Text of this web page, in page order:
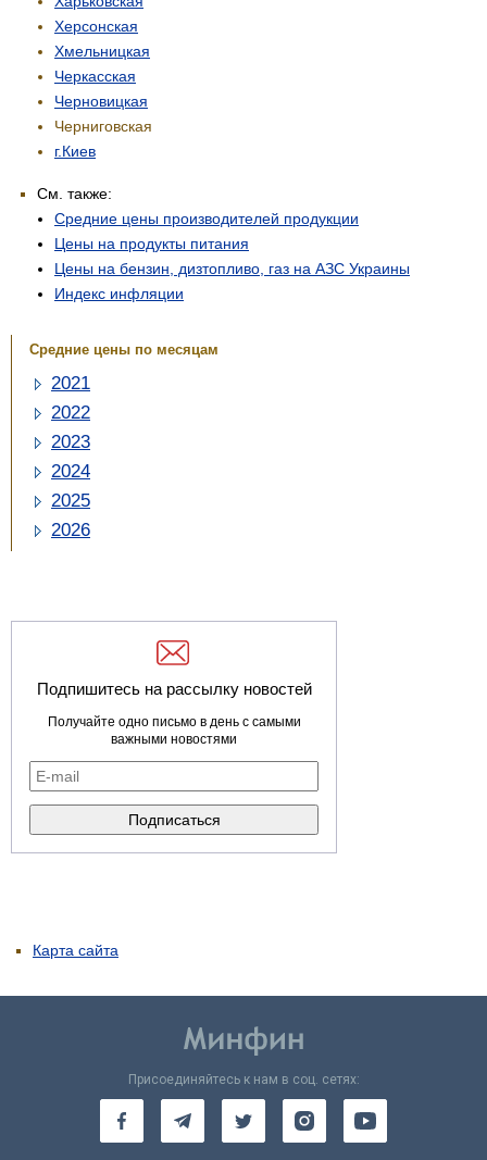
Херсонская
Хмельницкая
Черкасская
Черновицкая
Черниговская
г.Киев
См. также:
Средние цены производителей продукции
Цены на продукты питания
Цены на бензин, дизтопливо, газ на АЗС Украины
Индекс инфляции
Средние цены по месяцам
2021
2022
2023
2024
2025
2026
Подпишитесь на рассылку новостей
Получайте одно письмо в день с самыми
важными новостями
Карта сайта
Присоединяйтесь к нам в соц. сетях: